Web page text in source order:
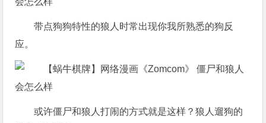
带点狗狗特性的狼人时常出现你我所熟悉的狗反
应。
或许僵尸和狼人打闹的方式就是这样？狼人遛狗的